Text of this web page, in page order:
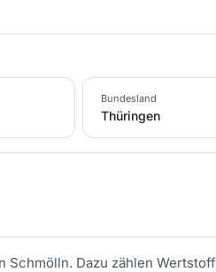
Bundesland
Thüringen
Schmölln. Dazu zählen